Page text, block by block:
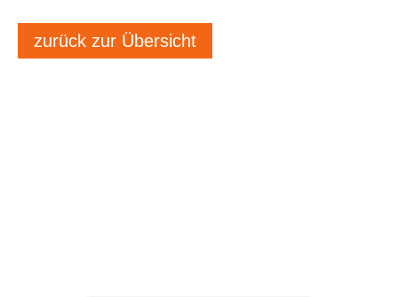
zurück zur Übersicht